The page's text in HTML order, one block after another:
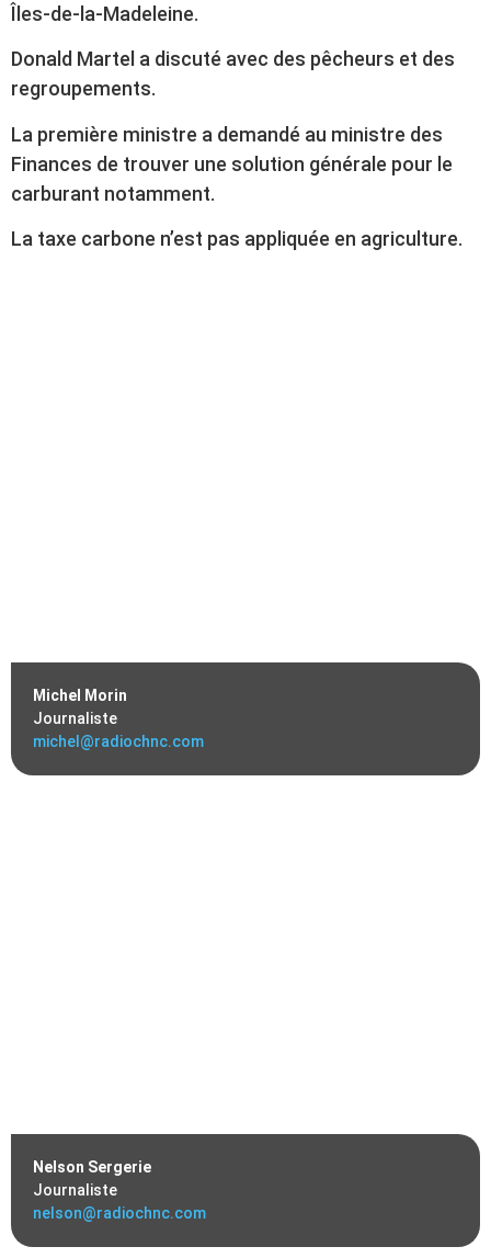
Michel Morin
Journaliste
michel@radiochnc.com
Nelson Sergerie
Journaliste
nelson@radiochnc.com
Îles-de-la-Madeleine.
Donald Martel a discuté avec des pêcheurs et des
regroupements.
La première ministre a demandé au ministre des
Finances de trouver une solution générale pour le
carburant notamment.
La taxe carbone n’est pas appliquée en agriculture.